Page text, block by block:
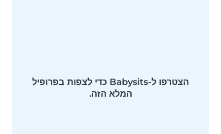
הצטרפו ל-Babysits כדי לצפות בפרופיל
המלא הזה.